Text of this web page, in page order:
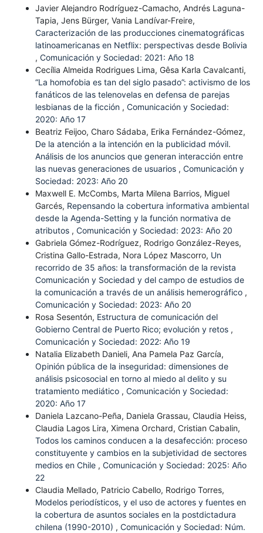
Javier Alejandro Rodríguez-Camacho, Andrés Laguna-
Tapia, Jens Bürger, Vania Landívar-Freire,
Caracterización de las producciones cinematográficas
latinoamericanas en Netflix: perspectivas desde Bolivia
, Comunicación y Sociedad: 2021: Año 18
Cecília Almeida Rodrigues Lima, Gêsa Karla Cavalcanti,
“La homofobia es tan del siglo pasado”: activismo de los
fanáticos de las telenovelas en defensa de parejas
lesbianas de la ficción , Comunicación y Sociedad:
2020: Año 17
Beatriz Feijoo, Charo Sádaba, Erika Fernández-Gómez,
De la atención a la intención en la publicidad móvil.
Análisis de los anuncios que generan interacción entre
las nuevas generaciones de usuarios , Comunicación y
Sociedad: 2023: Año 20
Maxwell E. McCombs, Marta Milena Barrios, Miguel
Garcés, Repensando la cobertura informativa ambiental
desde la Agenda-Setting y la función normativa de
atributos , Comunicación y Sociedad: 2023: Año 20
Gabriela Gómez-Rodríguez, Rodrigo González-Reyes,
Cristina Gallo-Estrada, Nora López Mascorro, Un
recorrido de 35 años: la transformación de la revista
Comunicación y Sociedad y del campo de estudios de
la comunicación a través de un análisis hemerográfico ,
Comunicación y Sociedad: 2023: Año 20
Rosa Sesentón, Estructura de comunicación del
Gobierno Central de Puerto Rico; evolución y retos ,
Comunicación y Sociedad: 2022: Año 19
Natalia Elizabeth Danieli, Ana Pamela Paz García,
Opinión pública de la inseguridad: dimensiones de
análisis psicosocial en torno al miedo al delito y su
tratamiento mediático , Comunicación y Sociedad:
2020: Año 17
Daniela Lazcano-Peña, Daniela Grassau, Claudia Heiss,
Claudia Lagos Lira, Ximena Orchard, Cristian Cabalin,
Todos los caminos conducen a la desafección: proceso
constituyente y cambios en la subjetividad de sectores
medios en Chile , Comunicación y Sociedad: 2025: Año
22
Claudia Mellado, Patricio Cabello, Rodrigo Torres,
Modelos periodísticos, y el uso de actores y fuentes en
la cobertura de asuntos sociales en la postdictadura
chilena (1990-2010) , Comunicación y Sociedad: Núm.